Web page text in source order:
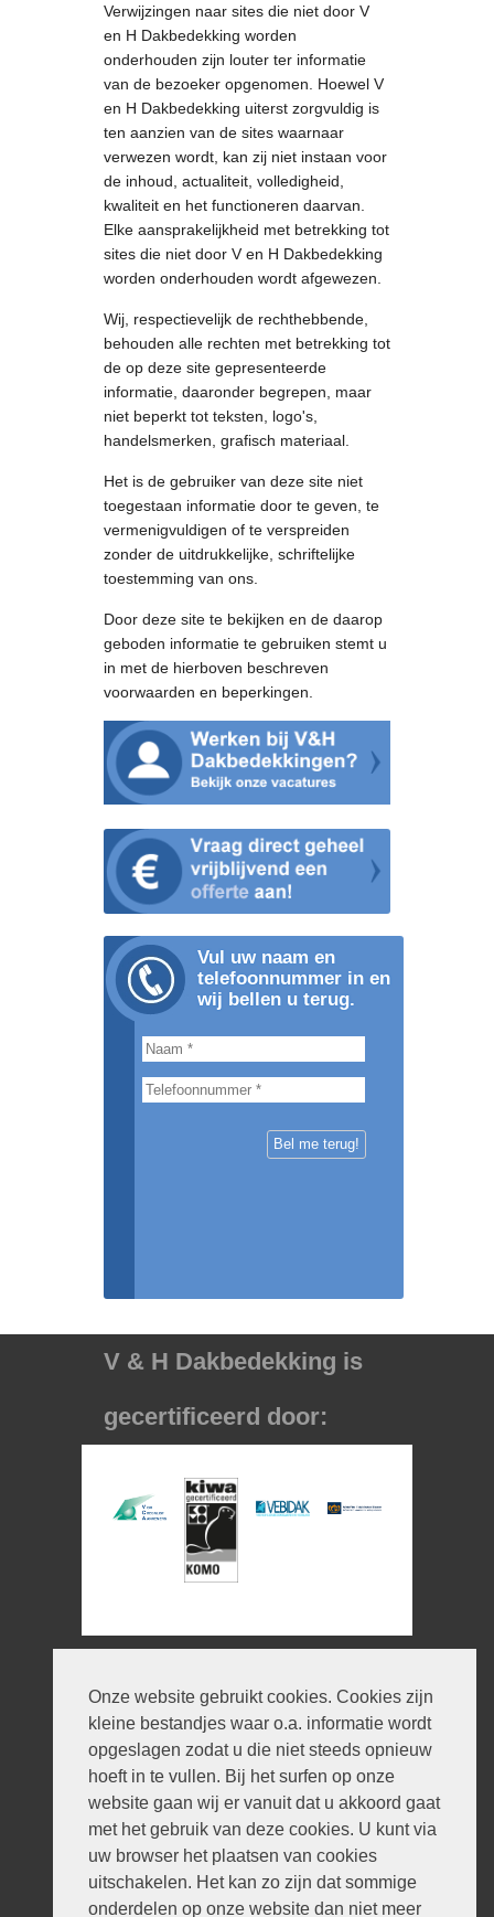
Onze website gebruikt cookies. Cookies zijn
kleine bestandjes waar o.a. informatie wordt
opgeslagen zodat u die niet steeds opnieuw
hoeft in te vullen. Bij het surfen op onze
website gaan wij er vanuit dat u akkoord gaat
met het gebruik van deze cookies. U kunt via
uw browser het plaatsen van cookies
uitschakelen. Het kan zo zijn dat sommige
onderdelen op onze website dan niet meer
Verwijzingen naar sites die niet door V
en H Dakbedekking worden
onderhouden zijn louter ter informatie
van de bezoeker opgenomen. Hoewel V
en H Dakbedekking uiterst zorgvuldig is
ten aanzien van de sites waarnaar
verwezen wordt, kan zij niet instaan voor
de inhoud, actualiteit, volledigheid,
kwaliteit en het functioneren daarvan.
Elke aansprakelijkheid met betrekking tot
sites die niet door V en H Dakbedekking
worden onderhouden wordt afgewezen.
Wij, respectievelijk de rechthebbende,
behouden alle rechten met betrekking tot
de op deze site gepresenteerde
informatie, daaronder begrepen, maar
niet beperkt tot teksten, logo's,
handelsmerken, grafisch materiaal.
Het is de gebruiker van deze site niet
toegestaan informatie door te geven, te
vermenigvuldigen of te verspreiden
zonder de uitdrukkelijke, schriftelijke
toestemming van ons.
Door deze site te bekijken en de daarop
geboden informatie te gebruiken stemt u
in met de hierboven beschreven
voorwaarden en beperkingen.
Vul uw naam en
telefoonnummer in en
wij bellen u terug.
V & H Dakbedekking is
gecertificeerd door:
© 2026 V en H Dakbedekking
Ontwerp:
iWould Design
Privacyverklaring
Disclaimer
Sitemap
Disclaimer